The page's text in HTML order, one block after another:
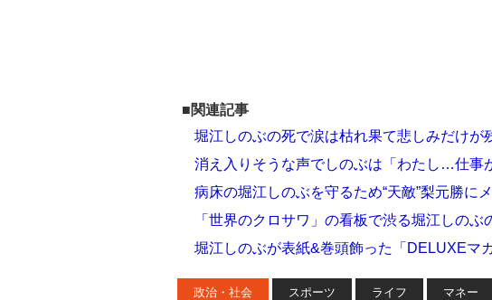
■関連記事
堀江しのぶの死で涙は枯れ果て悲しみだけが
消え入りそうな声でしのぶは「わたし…仕事
病床の堀江しのぶを守るため“天敵”梨元勝に
「世界のクロサワ」の看板で渋る堀江しのぶ
堀江しのぶが表紙&巻頭飾った「DELUXEマ
政治・社会 スポーツ ライフ マネー